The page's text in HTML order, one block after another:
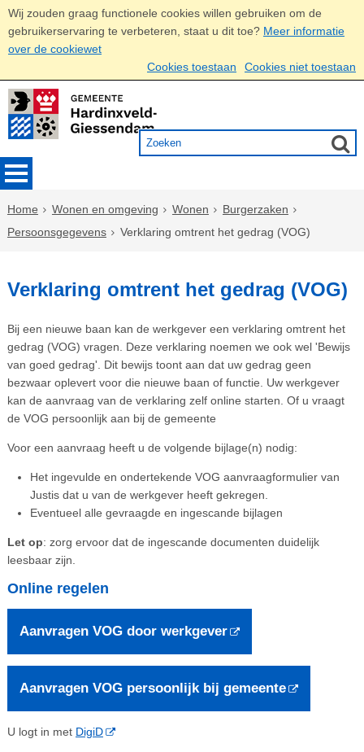
Wij zouden graag functionele cookies willen gebruiken om de
gebruikerservaring te verbeteren, staat u dit toe? Meer informatie
over de cookiewet
Cookies toestaan
Cookies niet toestaan
Home Wonen en omgeving Wonen
Burgerzaken
Persoonsgegevens
Verklaring omtrent het gedrag (VOG)
Verklaring omtrent het gedrag (VOG)
Bij een nieuwe baan kan de werkgever een verklaring omtrent het
gedrag (VOG) vragen. Deze verklaring noemen we ook wel 'Bewijs
van goed gedrag'. Dit bewijs toont aan dat uw gedrag geen
bezwaar oplevert voor die nieuwe baan of functie. Uw werkgever
kan de aanvraag van de verklaring zelf online starten. Of u vraagt
de VOG persoonlijk aan bij de gemeente
Voor een aanvraag heeft u de volgende bijlage(n) nodig:
Het ingevulde en ondertekende VOG aanvraagformulier van
Justis dat u van de werkgever heeft gekregen.
Eventueel alle gevraagde en ingescande bijlagen
Let op: zorg ervoor dat de ingescande documenten duidelijk
leesbaar zijn.
Online regelen
Aanvragen VOG door werkgever
Aanvragen VOG persoonlijk bij gemeente
U logt in met DigiD